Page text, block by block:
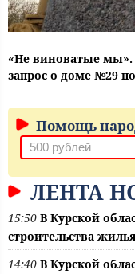
«Не виноватые
запрос о доме №29
Помощь
ЛЕНТА
15:50 В Курской
строительства
14:40 В Курской